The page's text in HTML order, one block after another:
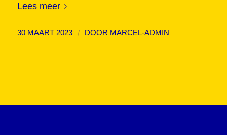
Lees meer
30 MAART 2023 / DOOR MARCEL-ADMIN